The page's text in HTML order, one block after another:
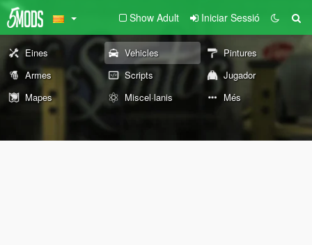
Show Adult Iniciar Sessió
Eines Vehicles
Pintures
Armes
Scripts
Jugador
Mapes
Miscel·lanis Més